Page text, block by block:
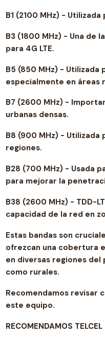
B1 (2100 MHz) - Utilizada
B3 (1800 MHz) - Una de
para 4G LTE.
B5 (850 MHz) - Utilizada
especialmente en áreas
B7 (2600 MHz) -
urbanas densas.
B8 (900 MHz) - Utilizada
regiones.
B28 (700 MHz) - Usada
para mejorar la
B38 (2600 MHz) - TDD-
capacidad de la red en
Estas bandas son
ofrezcan una cobertura
en diversas regiones del
como rurales.
Recomendamos revisar
este equipo.
RECOMENDAMOS